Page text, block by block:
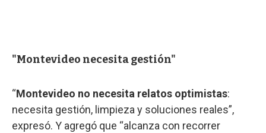
"Montevideo necesita gestión"
“Montevideo no necesita relatos optimistas:
necesita gestión, limpieza y soluciones reales”,
expresó. Y agregó que “alcanza con recorrer